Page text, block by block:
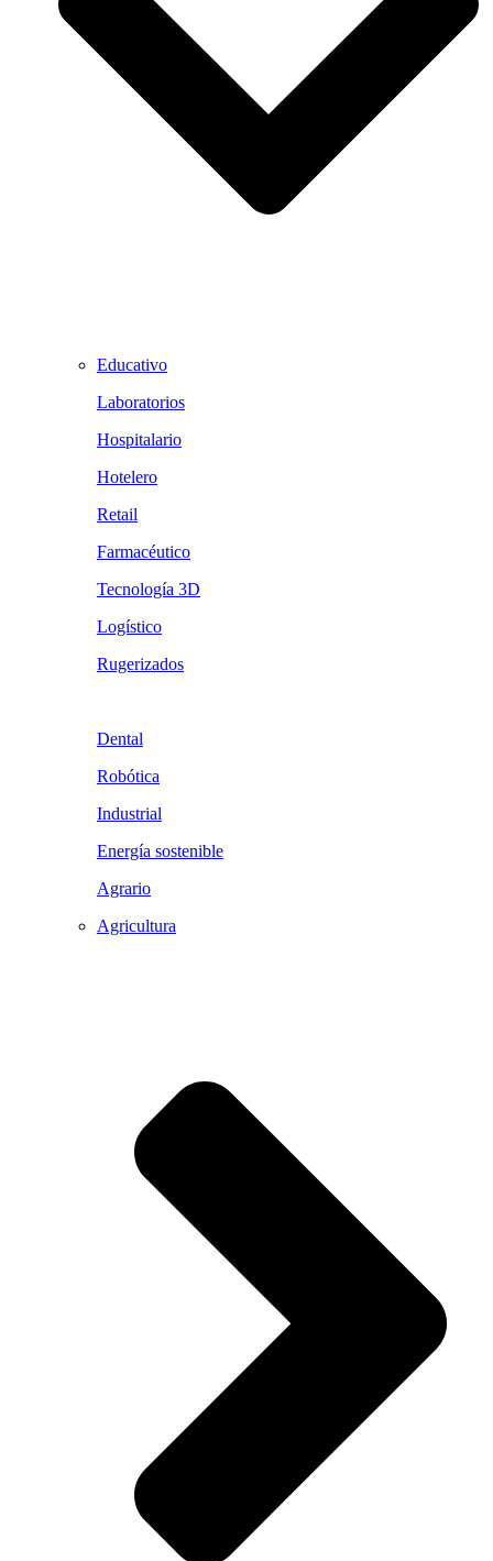
Educativo
Laboratorios
Hospitalario
Hotelero
Retail
Farmacéutico
Tecnología 3D
Logístico
Rugerizados
Dental
Robótica
Industrial
Energía sostenible
Agrario
Agricultura